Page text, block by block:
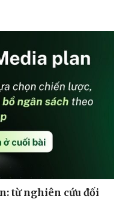
từ nghiên cứu đối